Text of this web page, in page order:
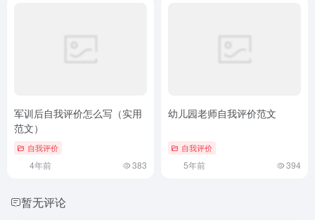
军训后自我评价怎么写（实用
范文）
自我评价
4年前 383
幼儿园老师自我评价范文
自我评价
5年前 394
暂无评论